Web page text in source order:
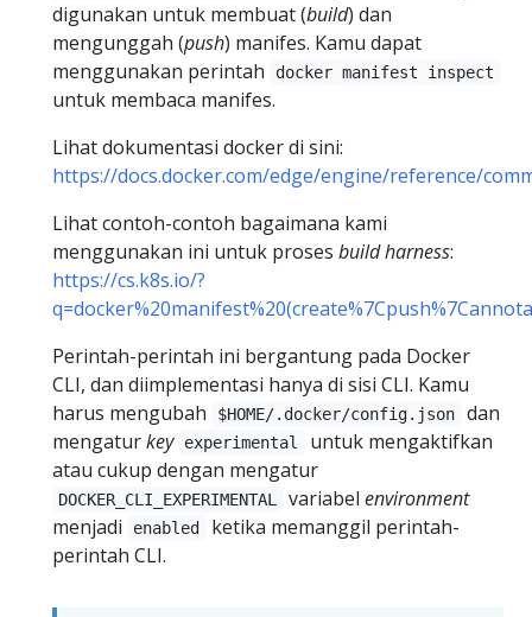
digunakan untuk membuat (build) dan
mengunggah (push) manifes. Kamu dapat
menggunakan perintah
docker manifest inspect
untuk membaca manifes.
Lihat dokumentasi docker di sini:
https://docs.docker.com/edge/engine/reference/
Lihat contoh-contoh bagaimana kami
menggunakan ini untuk proses build harness:
https://cs.k8s.io/?
Perintah-perintah ini bergantung pada Docker
CLI, dan diimplementasi hanya di sisi CLI. Kamu
harus mengubah
$HOME/.docker/config.json
dan
mengaturkey experimental
untuk mengaktifkan
atau cukup dengan mengatur
DOCKER_CLI_EXPERIMENTAL variabel environment
menjadi
enabled
ketika memanggil perintah-
perintah CLI.